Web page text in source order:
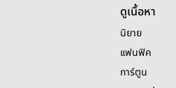
ดูเนื้อหา
นิยาย
แฟนฟิค
การ์ตูน